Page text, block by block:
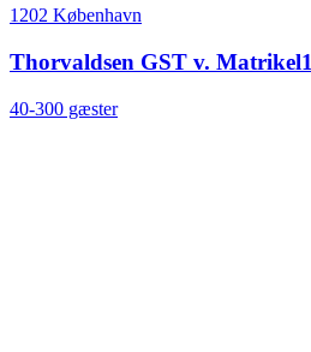
1202 København
Thorvaldsen GST v. Matrikel1
40-300 gæster